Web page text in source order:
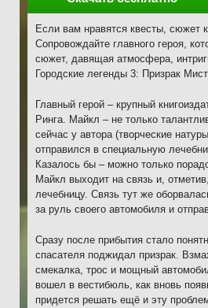
Если вам нравятся квесты, сюжет
Сопровождайте главного героя,
сюжет, давящая атмосфера,
Городские легенды 3: Призрак
Главный герой – крупный
Ринга. Майкл – не только
сейчас у автора (творческие
отправился в специальную
Казалось бы – можно только
Майкл выходит на связь и,
лечебницу. Связь тут же
за руль своего автомобиля и
Сразу после прибытия стало
спасателя поджидал призрак.
смекалка, трос и мощный
вошел в вестибюль, как вновь
придется решать ещё и эту